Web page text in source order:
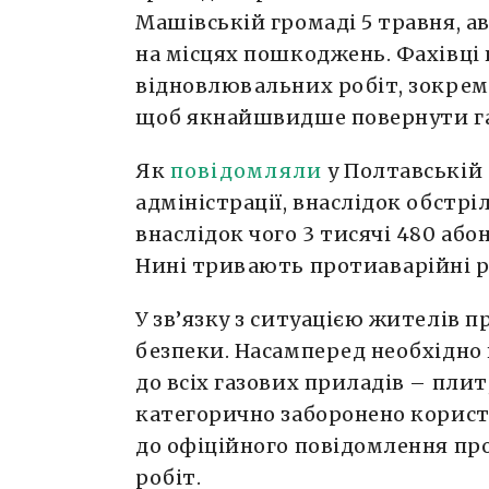
Машівській громаді 5 травня,
на місцях пошкоджень.
відновлювальних робіт,
щоб якнайшвидше повернути
Як повідомляли у Полтавській
адміністрації, внаслідок
внаслідок чого 3 тисячі 480
Нині тривають протиаварійні
У зв’язку з ситуацією жителів
безпеки. Насамперед
до всіх газових приладів –
категорично заборонено
до офіційного повідомлення
робіт.